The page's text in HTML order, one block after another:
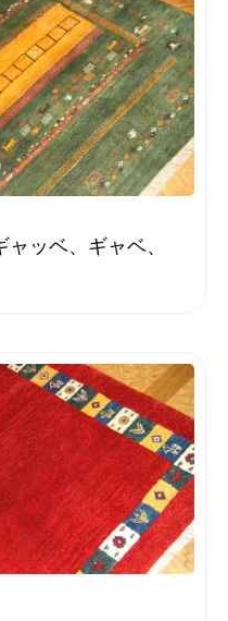
ッベ、ギャベ、